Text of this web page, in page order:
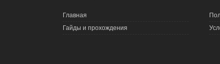
Главная
Гайды и прохождения